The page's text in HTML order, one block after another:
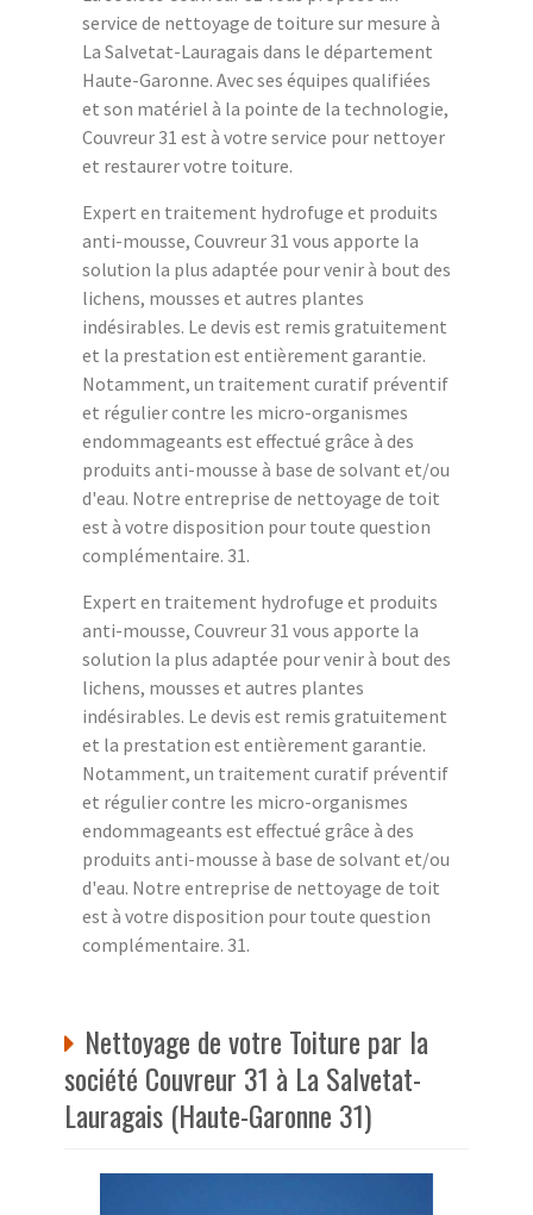
service de nettoyage de toiture sur mesure à
La Salvetat-Lauragais dans le département
Haute-Garonne. Avec ses équipes qualifiées
et son matériel à la pointe de la technologie,
Couvreur 31 est à votre service pour nettoyer
et restaurer votre toiture.
Expert en traitement hydrofuge et produits
anti-mousse, Couvreur 31 vous apporte la
solution la plus adaptée pour venir à bout des
lichens, mousses et autres plantes
indésirables. Le devis est remis gratuitement
et la prestation est entièrement garantie.
Notamment, un traitement curatif préventif
et régulier contre les micro-organismes
endommageants est effectué grâce à des
produits anti-mousse à base de solvant et/ou
d'eau. Notre entreprise de nettoyage de toit
est à votre disposition pour toute question
complémentaire. 31.
Expert en traitement hydrofuge et produits
anti-mousse, Couvreur 31 vous apporte la
solution la plus adaptée pour venir à bout des
lichens, mousses et autres plantes
indésirables. Le devis est remis gratuitement
et la prestation est entièrement garantie.
Notamment, un traitement curatif préventif
et régulier contre les micro-organismes
endommageants est effectué grâce à des
produits anti-mousse à base de solvant et/ou
d'eau. Notre entreprise de nettoyage de toit
est à votre disposition pour toute question
complémentaire. 31.
Nettoyage de votre Toiture par la
société Couvreur 31 à La Salvetat-
Lauragais (Haute-Garonne 31)